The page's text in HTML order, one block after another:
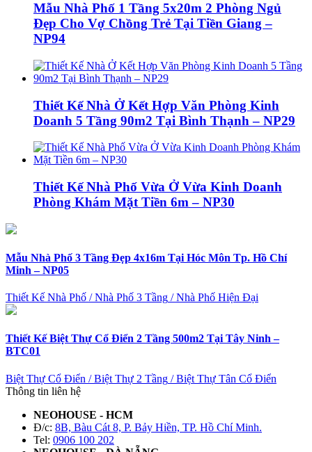
Mẫu Nhà Phố 1 Tầng 5x20m 2 Phòng Ngủ
Đẹp Cho Vợ Chồng Trẻ Tại Tiền Giang –
NP94
Thiết Kế Nhà Ở Kết Hợp Văn Phòng Kinh
Doanh 5 Tầng 90m2 Tại Bình Thạnh – NP29
Thiết Kế Nhà Phố Vừa Ở Vừa Kinh Doanh
Phòng Khám Mặt Tiền 6m – NP30
Mẫu Nhà Phố 3 Tầng Đẹp 4x16m Tại Hóc Môn Tp. Hồ Chí
Minh – NP05
Thiết Kế Nhà Phố /Nhà Phố 3 Tầng /Nhà Phố Hiện Đại
Thiết Kế Biệt Thự Cổ Điển 2 Tầng 500m2 Tại Tây Ninh –
BTC01
Biệt Thự Cổ Điển /Biệt Thự 2 Tầng /Biệt Thự Tân Cổ Điển
Thông tin liên hệ
NEOHOUSE - HCM
Đ/c: 8B, Bàu Cát 8, P. Bảy Hiền, TP. Hồ Chí Minh.
Tel: 0906 100 202